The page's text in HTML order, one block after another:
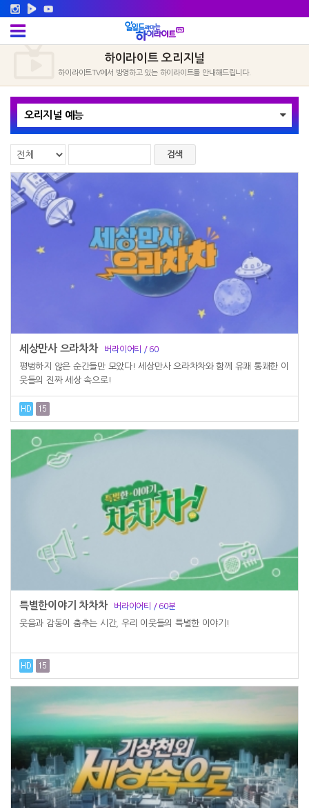
하이라이트 오리지널
하이라이트TV에서 방영하고 있는 하이라이트를 안내해드립니다.
오리지널 예능
검색
세상만사 으라차차 버라이어티 / 60
평범하지 않은 순간들만 모았다! 세상만사 으라차차와 함께 유쾌 통쾌한 이
웃들의 진짜 세상 속으로!
특별한이야기 차차차 버라이어티 / 60분
웃음과 감동이 춤추는 시간, 우리 이웃들의 특별한 이야기!